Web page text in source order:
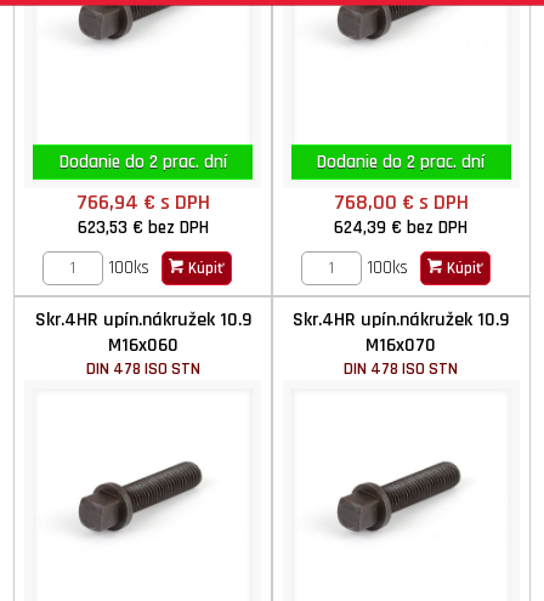
Dodanie do 2 prac. dní
766,94 € s DPH
623,53 € bez DPH
100ks
Kúpiť
Dodanie do 2 prac. dní
768,00 € s DPH
624,39 €bez DPH
100ks
Kúpiť
Skr.4HR upín.nákružek 10.9
M16x060
DIN 478 ISO STN
Skr.4HR upín.nákružek 10.9
M16x070
DIN 478 ISO STN